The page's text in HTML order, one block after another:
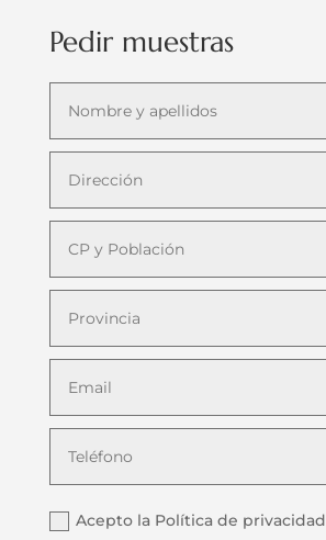
Pedir muestras
Acepto la Política de privacidad